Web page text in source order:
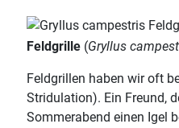
Feldgrille (Gryllus
Feldgrillen haben wir oft
Stridulation). Ein Freund,
Sommerabend einen Igel